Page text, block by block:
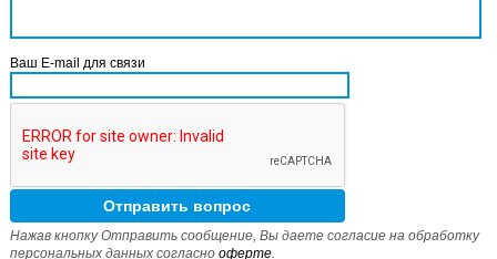
Ваш E-mail для связи
Нажав кнопку Отправить сообщение, Вы даете согласие на обработку
персональных данных согласно оферте.